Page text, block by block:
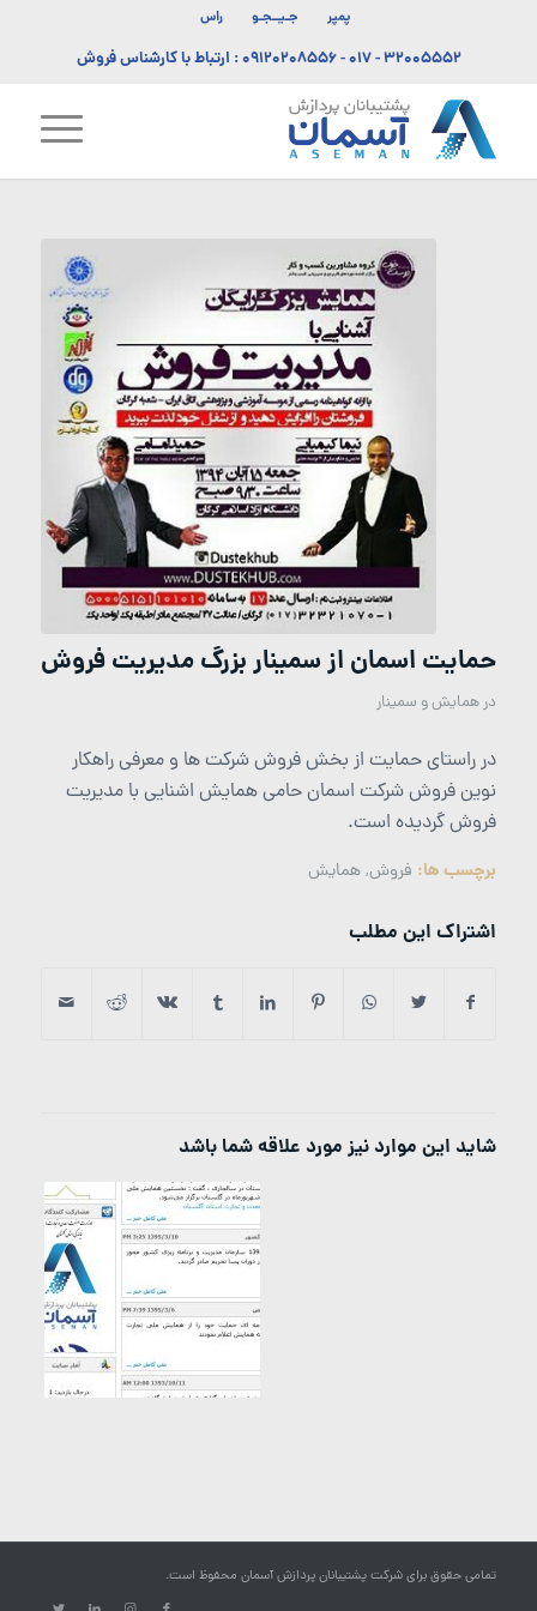
پمپر جـیــجـو راس
۳۲۰۰۵۵۵۲ - ۰۱۷ -۰۹۱۲۰۲۰۸۵۵۶: ارتباط با کارشناس فروش
حمایت اسمان از سمینار بزرگ مدیریت فروش
درهمایش و سمینار
در راستای حمایت از بخش فروش شرکت ها و معرفی راهکار
نوین فروش شرکت اسمان حامی همایش اشنایی با مدیریت
فروش گردیده است.
برچسب ها: فروش,همایش
اشتراک این مطلب
شاید این موارد نیز مورد علاقه شما باشد
تمامی حقوق برای شرکت پشتیبانان پردازش آسمان محفوظ است.